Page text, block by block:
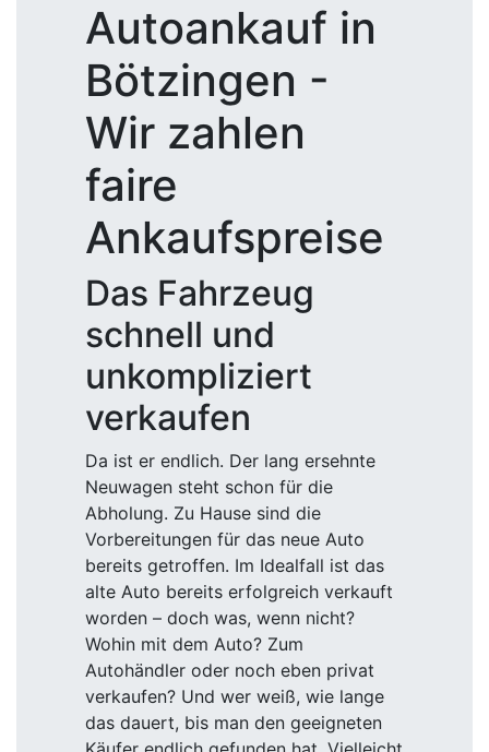
Autoankauf in
Bötzingen -
Wir zahlen
faire
Ankaufspreise
Das Fahrzeug
schnell und
unkompliziert
verkaufen
Da ist er endlich. Der lang ersehnte
Neuwagen steht schon für die
Abholung. Zu Hause sind die
Vorbereitungen für das neue Auto
bereits getroffen. Im Idealfall ist das
alte Auto bereits erfolgreich verkauft
worden – doch was, wenn nicht?
Wohin mit dem Auto? Zum
Autohändler oder noch eben privat
verkaufen? Und wer weiß, wie lange
das dauert, bis man den geeigneten